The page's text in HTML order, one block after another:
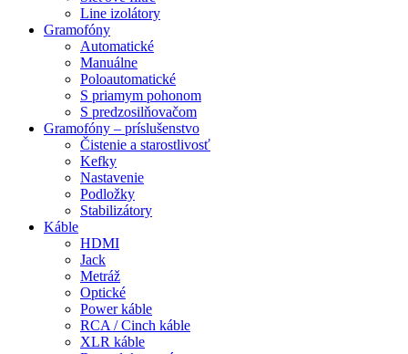
Line izolátory
Gramofóny
Automatické
Manuálne
Poloautomatické
S priamym pohonom
S predzosilňovačom
Gramofóny – príslušenstvo
Čistenie a starostlivosť
Kefky
Nastavenie
Podložky
Stabilizátory
Káble
HDMI
Jack
Metráž
Optické
Power káble
RCA / Cinch káble
XLR káble